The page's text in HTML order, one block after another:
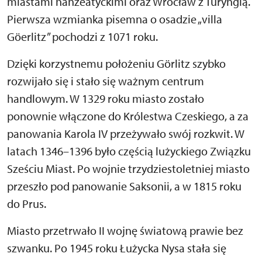
Pierwsza wzmianka pisemna o osadzie „villa
Göerlitz” pochodzi z 1071 roku.
Dzięki korzystnemu położeniu Görlitz szybko
rozwijało się i stało się ważnym centrum
handlowym. W 1329 roku miasto zostało
ponownie włączone do Królestwa Czeskiego, a za
panowania Karola IV przeżywało swój rozkwit. W
latach 1346–1396 było częścią lużyckiego Związku
Sześciu Miast. Po wojnie trzydziestoletniej miasto
przeszło pod panowanie Saksonii, a w 1815 roku
do Prus.
Miasto przetrwało II wojnę światową prawie bez
szwanku. Po 1945 roku Łużycka Nysa stała się